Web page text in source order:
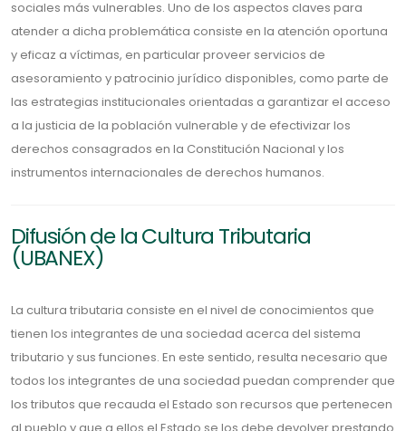
sociales más vulnerables. Uno de los aspectos claves para
atender a dicha problemática consiste en la atención oportuna
y eficaz a víctimas, en particular proveer servicios de
asesoramiento y patrocinio jurídico disponibles, como parte de
las estrategias institucionales orientadas a garantizar el acceso
a la justicia de la población vulnerable y de efectivizar los
derechos consagrados en la Constitución Nacional y los
instrumentos internacionales de derechos humanos.
Difusión de la Cultura Tributaria
(UBANEX)
La cultura tributaria consiste en el nivel de conocimientos que
tienen los integrantes de una sociedad acerca del sistema
tributario y sus funciones. En este sentido, resulta necesario que
todos los integrantes de una sociedad puedan comprender que
los tributos que recauda el Estado son recursos que pertenecen